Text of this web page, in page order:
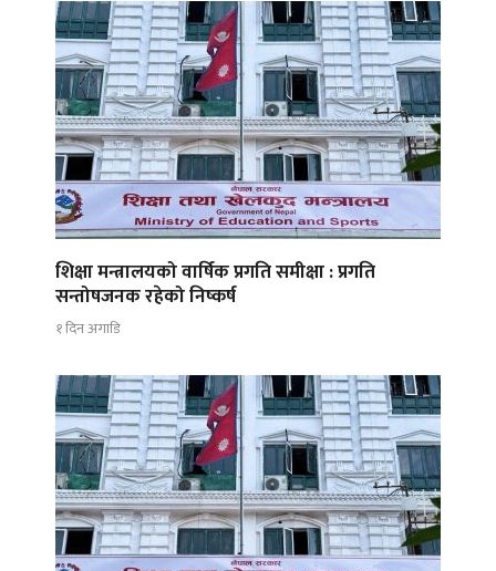
शिक्षा मन्त्रालयको वार्षिक प्रगति समीक्षा : प्रगति
सन्तोषजनक रहेको निष्कर्ष
१ दिन अगाडि